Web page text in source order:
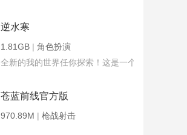
逆水寒
1.81GB | 角色扮演
全新的我的世界任你探索！这是一个小提示字段。
苍蓝前线官方版
970.89M | 枪战射击